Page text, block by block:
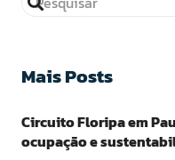
Mais Posts
Circuito Floripa em
ocupação e